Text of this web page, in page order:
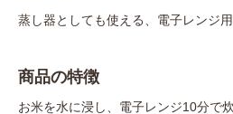
蒸し器としても使える、電子レンジ用
商品の特徴
お米を水に浸し、電子レンジ10分